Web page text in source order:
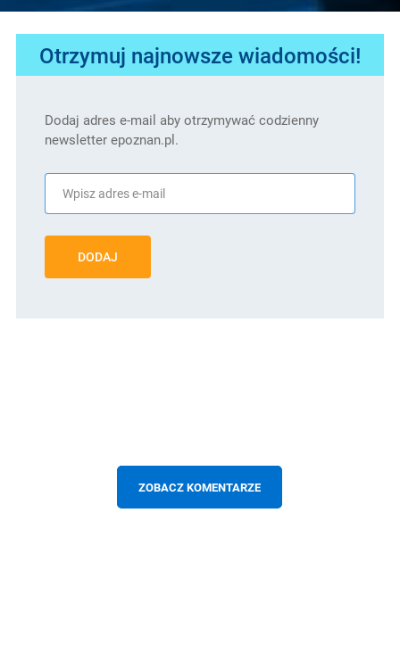
Otrzymuj najnowsze wiadomości!
Dodaj adres e-mail aby otrzymywać codzienny
newsletter epoznan.pl.
DODAJ
ZOBACZ KOMENTARZE